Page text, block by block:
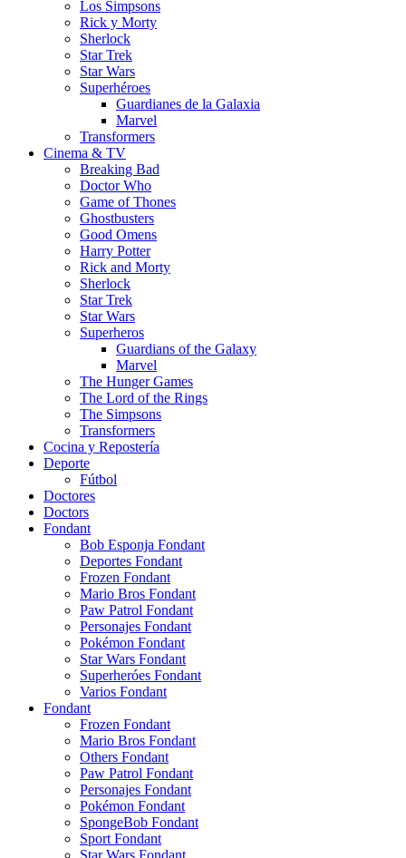
Los Simpsons
Rick y Morty
Sherlock
Star Trek
Star Wars
Superhéroes
Guardianes de la Galaxia
Marvel
Transformers
Cinema & TV
Breaking Bad
Doctor Who
Game of Thones
Ghostbusters
Good Omens
Harry Potter
Rick and Morty
Sherlock
Star Trek
Star Wars
Superheros
Guardians of the Galaxy
Marvel
The Hunger Games
The Lord of the Rings
The Simpsons
Transformers
Cocina y Repostería
Deporte
Fútbol
Doctores
Doctors
Fondant
Bob Esponja Fondant
Deportes Fondant
Frozen Fondant
Mario Bros Fondant
Paw Patrol Fondant
Personajes Fondant
Pokémon Fondant
Star Wars Fondant
Superheróes Fondant
Varios Fondant
Fondant
Frozen Fondant
Mario Bros Fondant
Others Fondant
Paw Patrol Fondant
Personajes Fondant
Pokémon Fondant
SpongeBob Fondant
Sport Fondant
Star Wars Fondant